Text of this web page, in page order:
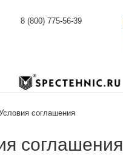
8 (800) 775-56-39
соглашения
соглашения